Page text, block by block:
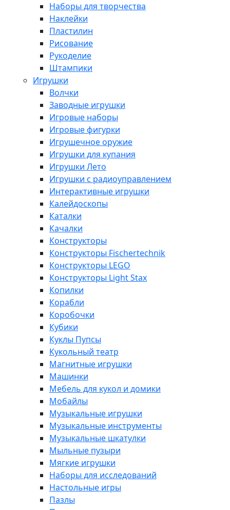
Наборы для творчества
Наклейки
Пластилин
Рисование
Рукоделие
Штампики
Игрушки
Волчки
Заводные игрушки
Игровые наборы
Игровые фигурки
Игрушечное оружие
Игрушки для купания
Игрушки Лето
Игрушки с радиоуправлением
Интерактивные игрушки
Калейдоскопы
Каталки
Качалки
Конструкторы
Конструкторы Fisсhertechnik
Конструкторы LEGO
Конструкторы Light Stax
Копилки
Корабли
Коробочки
Кубики
Куклы Пупсы
Кукольный театр
Магнитные игрушки
Машинки
Мебель для кукол и домики
Мобайлы
Музыкальные игрушки
Музыкальные инструменты
Музыкальные шкатулки
Мыльные пузыри
Мягкие игрушки
Наборы для исследований
Настольные игры
Пазлы